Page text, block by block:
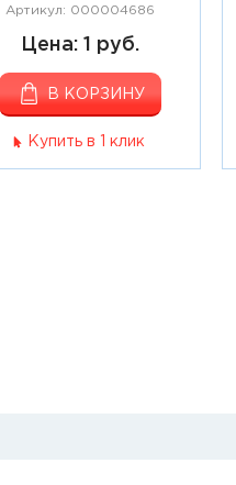
Артикул: 000004686
Цена: 1 руб.
В КОРЗИНУ
Купить в 1 клик